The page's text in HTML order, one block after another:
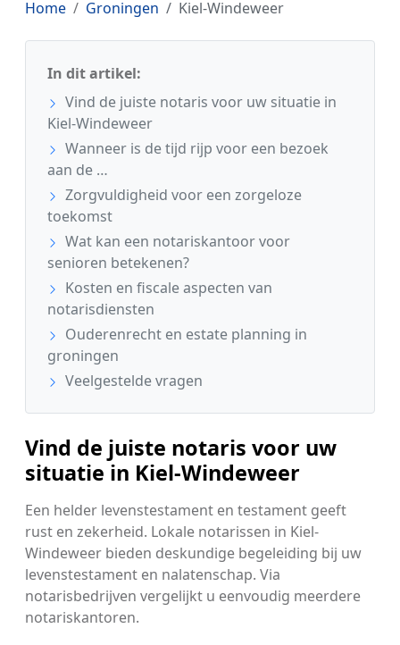
Home Groningen Kiel-Windeweer
In dit artikel:
Vind de juiste notaris voor uw situatie in
Kiel-Windeweer
Wanneer is de tijd rijp voor een bezoek
aan de …
Zorgvuldigheid voor een zorgeloze
toekomst
Wat kan een notariskantoor voor
senioren betekenen?
Kosten en fiscale aspecten van
notarisdiensten
Ouderenrecht en estate planning in
groningen
Veelgestelde vragen
Vind de juiste notaris voor uw
situatie in Kiel-Windeweer
Een helder levenstestament en testament geeft
rust en zekerheid. Lokale notarissen in Kiel-
Windeweer bieden deskundige begeleiding bij uw
levenstestament en nalatenschap. Via
notarisbedrijven vergelijkt u eenvoudig meerdere
notariskantoren.